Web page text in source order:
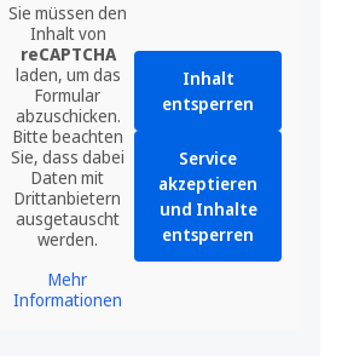
Sie müssen den
Inhalt von
reCAPTCHA
laden, um das
Formular
abzuschicken.
Bitte beachten
Sie, dass dabei
Daten mit
Drittanbietern
ausgetauscht
werden.
Mehr
Informationen
Inhalt
entsperren
Service
akzeptieren
und Inhalte
entsperren